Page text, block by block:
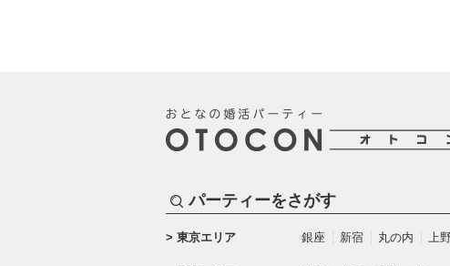
パーティーをさがす
東京エリア 銀座 新宿 丸の内 上